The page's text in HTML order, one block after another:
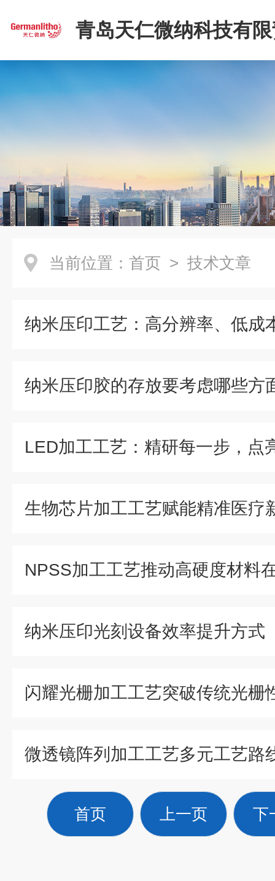
青岛天仁微纳科技有
司
当前位置： 首页 > 技术文章
纳米压印胶的存放要考虑哪些方
生物芯片加工工艺赋能精准医疗
纳米压印光刻设备效率提升方式
闪耀光栅加工工艺突破传统光栅
首页 上一页 下